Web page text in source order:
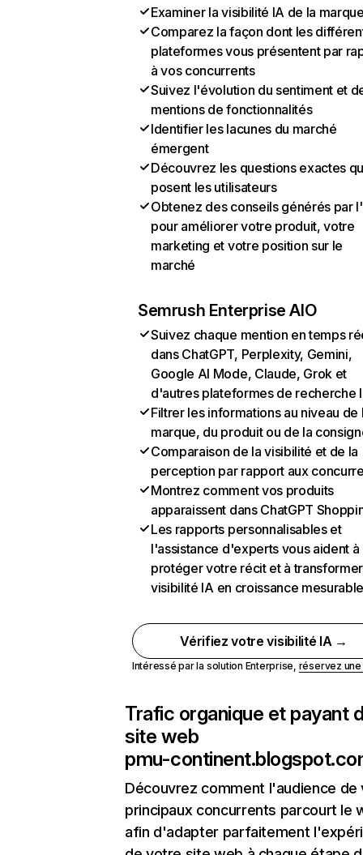
Examiner la visibilité IA de la
Comparez la façon dont les
plateformes vous présentent par
à vos concurrents
Suivez l'évolution du sentiment et
mentions de fonctionnalités
Identifier les lacunes du marché
émergent
Découvrez les questions exactes
posent les utilisateurs
Obtenez des conseils générés par
pour améliorer votre produit, votre
marketing et votre position sur le
marché
Semrush Enterprise AIO
Suivez chaque mention en temps
dans ChatGPT, Perplexity, Gemini,
Google AI Mode, Claude, Grok et
d'autres plateformes de recherche
Filtrer les informations au niveau de
marque, du produit ou de la
Comparaison de la visibilité et de la
perception par rapport aux
Montrez comment vos produits
apparaissent dans ChatGPT
Les rapports personnalisables et
l'assistance d'experts vous aident à
protéger votre récit et à
visibilité IA en croissance
Vérifiez votre visibilité IA →
Intéressé par la solution Enterprise, réservez
Trafic organique et payant
site web
pmu-
Découvrez comment l'audience de
principaux concurrents parcourt le
afin d'adapter parfaitement